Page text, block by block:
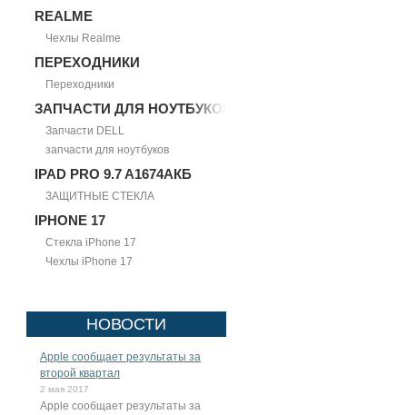
REALME
Чехлы Realme
ПЕРЕХОДНИКИ
Переходники
ЗАПЧАСТИ ДЛЯ НОУТБУКОВ
Запчасти DELL
запчасти для ноутбуков
IPAD PRO 9.7 A1674АКБ
ЗАЩИТНЫЕ СТЕКЛА
IPHONE 17
Стекла iPhone 17
Чехлы iPhone 17
НОВОСТИ
Apple сообщает результаты за
второй квартал
2 мая 2017
Apple сообщает результаты за